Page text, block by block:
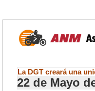
La DGT creará una
22 de Mayo